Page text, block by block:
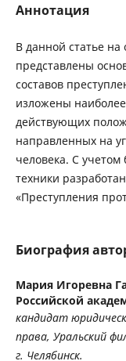
Аннотация
В данной статье
представлены
составов
изложены
действующих
направленных на
человека. С
техники
«Преступления
Биография
Мария Игоревна
Российской
кандидат
права, Уральский
г. Челябинск.